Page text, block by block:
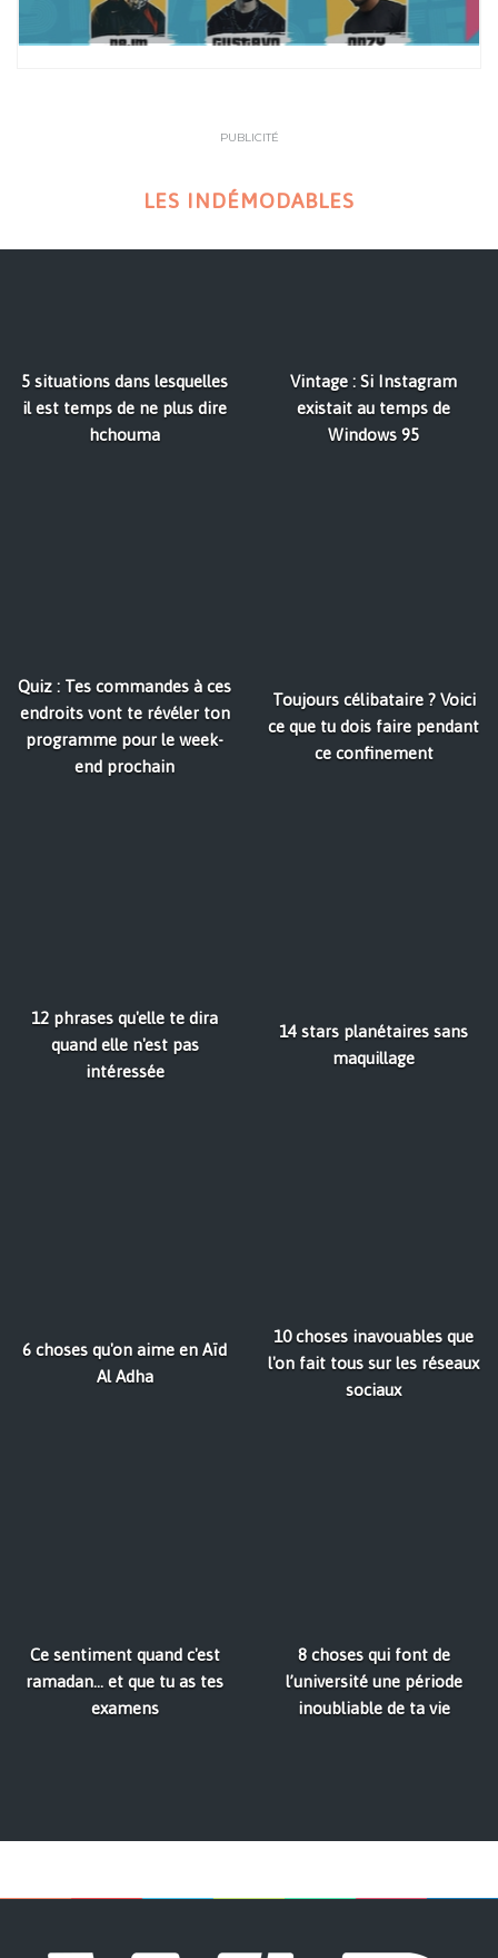
PUBLICITÉ
LES INDÉMODABLES
5 situations dans lesquelles
il est temps de ne plus dire
hchouma
Vintage : Si Instagram
existait au temps de
Windows 95
Quiz : Tes commandes à ces
endroits vont te révéler ton
programme pour le week-
end prochain
Toujours célibataire ? Voici
ce que tu dois faire pendant
ce confinement
12 phrases qu'elle te dira
quand elle n'est pas
intéressée
14 stars planétaires sans
maquillage
6 choses qu'on aime en Aïd
Al Adha
10 choses inavouables que
l'on fait tous sur les réseaux
sociaux
Ce sentiment quand c'est
ramadan... et que tu as tes
examens
8 choses qui font de
l’université une période
inoubliable de ta vie